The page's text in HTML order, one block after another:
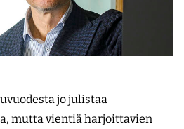
jo julistaa
mutta vientiä harjoittavien